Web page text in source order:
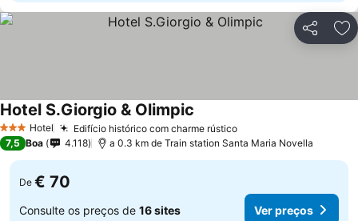
Partilhar
3 EstrelasHotel Edifício histórico com charme rústico
Hotel S.Giorgio & Olimpic
7,5 Boa 4.118 a 0.3 km de Train station Santa Maria Novella
De € 70
Consulte os preços de 16 sites Ver preços